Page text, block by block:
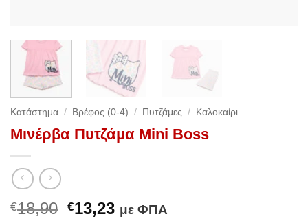
Κατάστημα / Βρέφος (0-4) / Πυτζάμες / Καλοκαίρι
Μινέρβα Πυτζάμα Mini Boss
€18,90 Original
€13,23Ημε ΦΠΑ